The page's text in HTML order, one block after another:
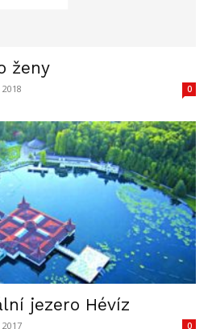
ženy
2018 0
jezero Hévíz
2017 0